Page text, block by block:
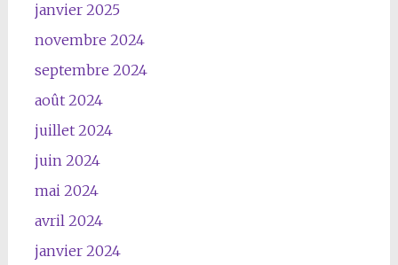
janvier 2025
novembre 2024
septembre 2024
août 2024
juillet 2024
juin 2024
mai 2024
avril 2024
janvier 2024